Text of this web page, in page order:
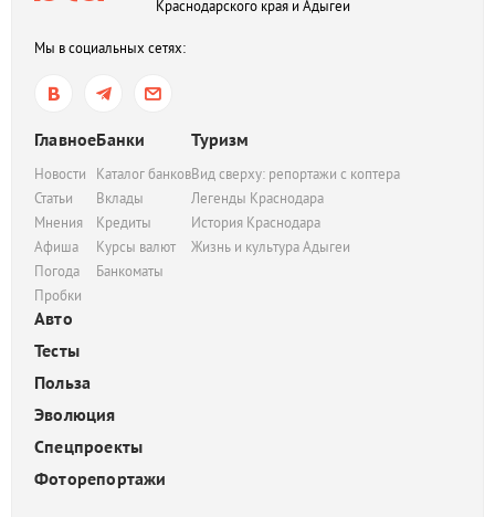
Краснодарского края и Адыгеи
Мы в социальных сетях:
Главное
Новости
Статьи
Мнения
Афиша
Погода
Пробки
Банки
Каталог банков
Вклады
Кредиты
Курсы валют
Банкоматы
Туризм
Вид сверху: репортажи с коптера
Легенды Краснодара
История Краснодара
Жизнь и культура Адыгеи
Авто
Тесты
Польза
Эволюция
Спецпроекты
Фоторепортажи